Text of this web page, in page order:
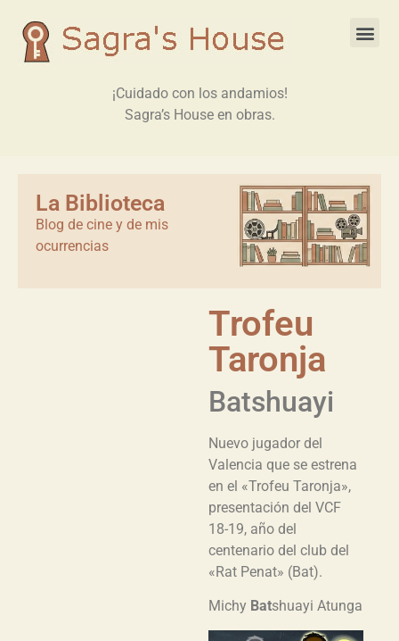
¡Cuidado con los andamios!
Sagra’s House en obras.
La Biblioteca
Blog de cine y de mis
ocurrencias
Trofeu
Taronja
Batshuayi
Nuevo jugador del
Valencia que se estrena
en el «Trofeu Taronja»,
presentación del VCF
18-19, año del
centenario del club del
«Rat Penat» (Bat).
Michy Batshuayi Atunga